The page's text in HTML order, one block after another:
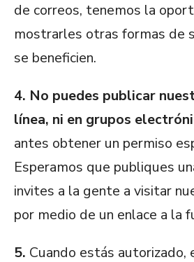
de correos, tenemos la
mostrarles otras formas de
se beneficien.
4. No puedes publicar
línea, ni en grupos
antes obtener un permiso
Esperamos que publiques
invites a la gente a visitar
por medio de un enlace a la
5. Cuando estás autorizado,